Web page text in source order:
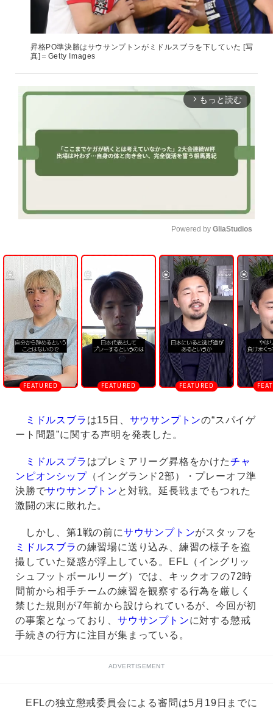
昇格PO準決勝はサウサンプトンがミドルスブラを下していた [写
真]＝Getty Images
arrow_forward_ios もっと読む
U
n
m
u
t
e
Powered by GliaStudios
ミドルスブラ は15日、 サウサンプトンの“スパイゲ
ート問題”に関する声明を発表した。
ミドルスブラ はプレミアリーグ昇格をかけたチャ
ンピオンシップ（イングランド2部）・プレーオフ準
決勝でサウサンプトン と対戦。延長戦までもつれた
激闘の末に敗れた。
しかし、第1戦の前にサウサンプトンがスタッフを
ミドルスブラの練習場に送り込み、練習の様子を盗
撮していた疑惑が浮上している。EFL（イングリッ
シュフットボールリーグ）では、キックオフの72時
間前から相手チームの練習を観察する行為を厳しく
禁じた規則が7年前から設けられているが、今回が初
の事案となっており、 サウサンプトンに対する懲戒
手続きの行方に注目が集まっている。
ADVERTISEMENT
EFLの独立懲戒委員会による審問は5月19日までに